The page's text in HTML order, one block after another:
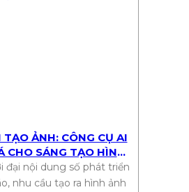
TẠO ẢNH: CÔNG CỤ AI
CHO SÁNG TẠO HÌNH
đại nội dung số phát triển
nhu cầu tạo ra hình ảnh